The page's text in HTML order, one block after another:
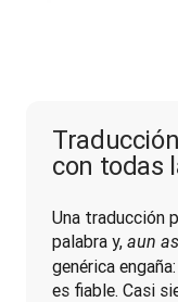
con todas
Una traducción
palabra y, aun
genérica
es fiable. Casi